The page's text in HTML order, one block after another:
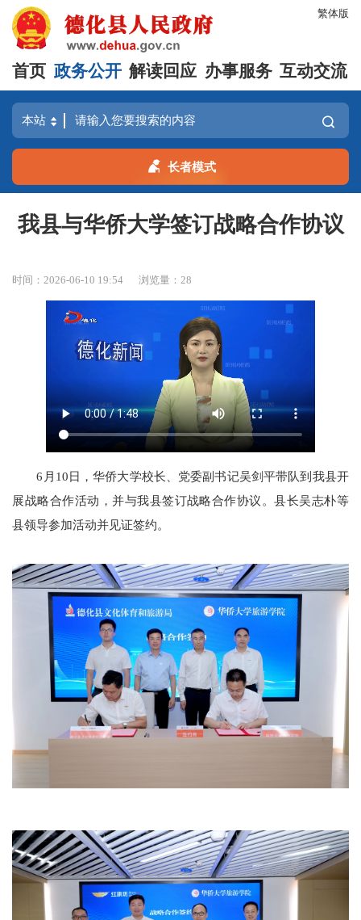
繁体版
首页 政务公开 解读回应 办事服务 互动交流
长者模式
我县与华侨大学签订战略合作协议
时间：2026-06-10 19:54 浏览量：28
6月10日，华侨大学校长、党委副书记吴剑平带队到我县开
展战略合作活动，并与我县签订战略合作协议。县长吴志朴等
县领导参加活动并见证签约。